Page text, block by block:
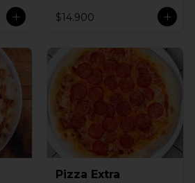
$14.900
Pizza Extra